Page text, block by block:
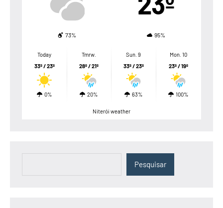
73% 95%
Today
33º / 23º
0%
Tmrw.
28º / 21º
20%
Sun. 9
33º / 23º
63%
Mon. 10
23º / 19º
100%
Niterói weather
Pesquisar